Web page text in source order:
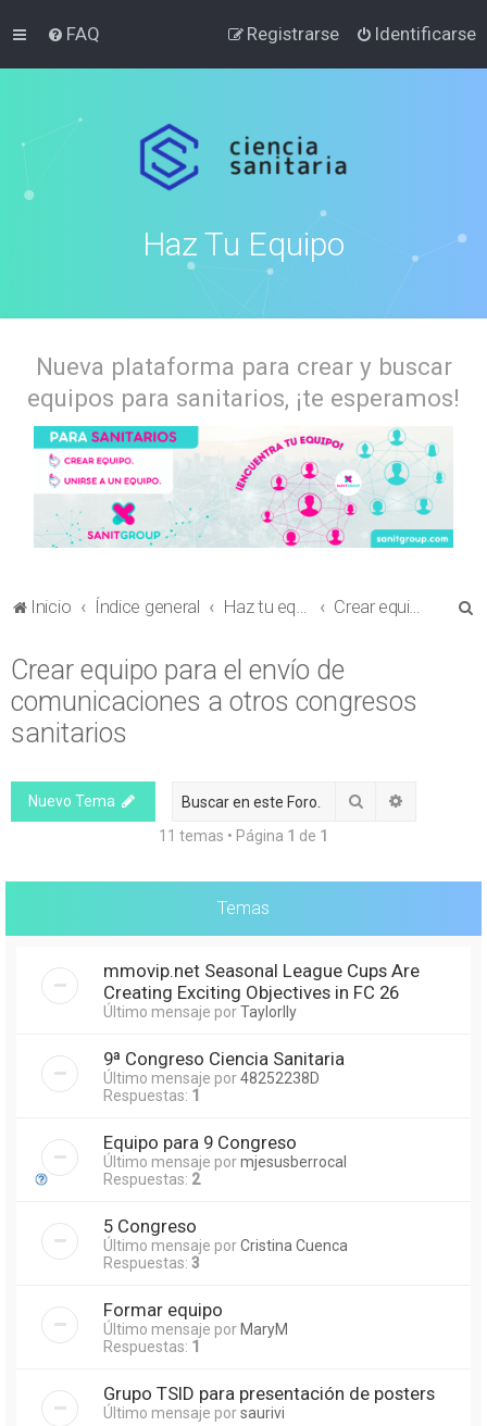
FAQ Identificarse
Registrarse
Haz Tu Equipo
Nueva plataforma para crear y buscar
equipos para sanitarios, ¡te esperamos!
Inicio Índice general Haz tu equipo Crear equipo para el envío de comunicaciones a otros congresos sanitarios
Crear equipo para el envío de
comunicaciones a otros congresos
sanitarios
Nuevo Tema Buscar
11 temas • Página 1 de 1
Temas
mmovip.net Seasonal League Cups Are
Creating Exciting Objectives in FC 26
Último mensaje porTaylorlly
9ª Congreso Ciencia Sanitaria
Último mensaje por48252238D
Respuestas: 1
Equipo para 9 Congreso
Último mensaje pormjesusberrocal
Respuestas: 2
5 Congreso
Último mensaje porCristina Cuenca
Respuestas: 3
Formar equipo
Último mensaje por MaryM
Respuestas: 1
Grupo TSID para presentación de posters
Último mensaje porsaurivi